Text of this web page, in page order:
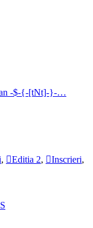
-$-{-[tNt]-}-…
, Editia 2, Inscrieri,